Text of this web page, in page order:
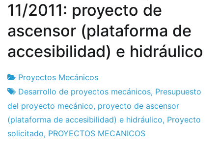
11/2011: proyecto de
ascensor (plataforma de
accesibilidad) e hidráulico
Fábrica
de
proyectos
8
el
noviembre
el
Proyectos Mecánicos
Desarrollo de proyectos mecánicos, Presupuesto
del proyecto mecánico, proyecto de ascensor
(plataforma de accesibilidad) e hidráulico, Proyecto
solicitado, PROYECTOS MECANICOS